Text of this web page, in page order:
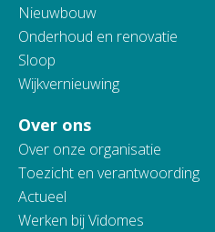
Nieuwbouw
Onderhoud en renovatie
Sloop
Wijkvernieuwing
Over ons
Over onze organisatie
Toezicht en verantwoording
Actueel
Werken bij Vidomes